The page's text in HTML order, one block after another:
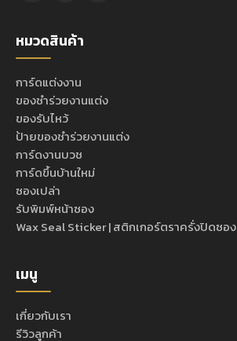
หมวดสินค้า
การ์ดแต่งงาน
ของชำร่วยงานแต่ง
ของรับไหว้
ป้ายของชำร่วยงานแต่ง
การ์ดงานบวช
การ์ดขึ้นบ้านใหม่
ซองเปล่า
รับพิมพ์หน้าซอง
Wax Seal Sticker | สติกเกอร์ตราครั่งปิดซอง
เมนู
เกี่ยวกับเรา
รีวิวลูกค้า